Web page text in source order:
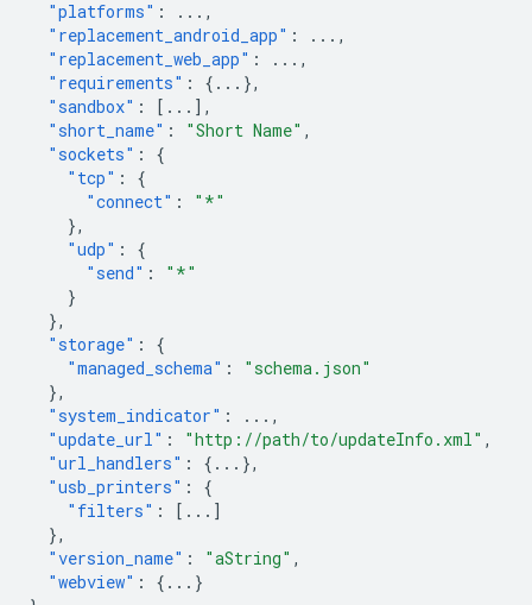
"platforms" : ... ,
"replacement_android_app" : ... ,
"replacement_web_app" : ... ,
"requirements" : { ... },
"sandbox" : [ ... ],
"short_name" : "Short Name" ,
"sockets" :
{
"tcp" :
{
"connect" :
"*"
},
"udp" :
{
"send" :
"*"
}
},
"storage" :
{
"managed_schema" :
"schema.json"
},
"system_indicator" : ... ,
"update_url" : "http://path/to/updateInfo.xml" ,
"url_handlers" : { ... },
"usb_printers" :
{
"filters" : [ ... ]
},
"version_name" : "aString" ,
"webview" : { ... }